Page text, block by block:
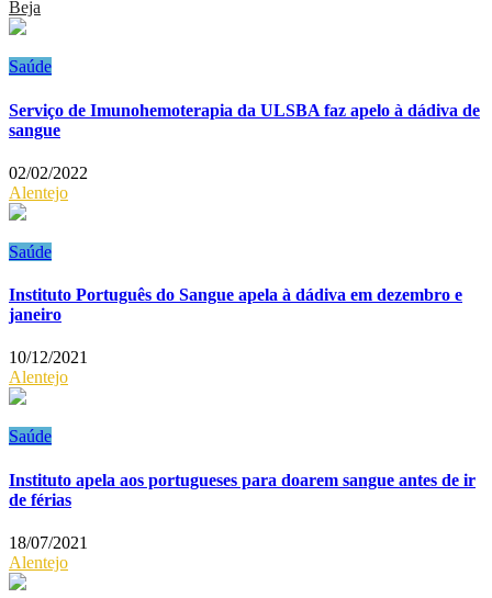
Beja
Saúde
Serviço de Imunohemoterapia da ULSBA faz apelo à dádiva de
sangue
02/02/2022
Alentejo
Saúde
Instituto Português do Sangue apela à dádiva em dezembro e
janeiro
10/12/2021
Alentejo
Saúde
Instituto apela aos portugueses para doarem sangue antes de ir
de férias
18/07/2021
Alentejo